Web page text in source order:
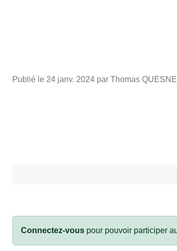
Publié le 24 janv. 2024 par Thomas
Connectez-vous pour pouvoir participer